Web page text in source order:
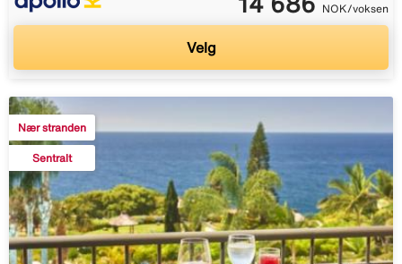
NOK/voksen
Velg
Nær stranden
Sentralt